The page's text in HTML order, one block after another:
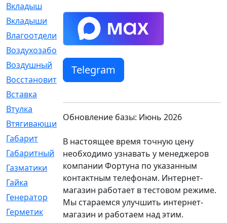
Вкладыш
Вкладыши
[1131]
Влагоотделитель
[2]
Воздухозаборник
Воздушный
[1]
Восстановительный
[1]
Вставка
Втулка
Втягивающий
[22]
Габарит
[286]
Габаритный
[6]
Газматики
[117]
Гайка
[104]
Генератор
[148]
Герметик
[15]
Telegram
Обновление базы: Июнь 2026
В настоящее время точную цену
необходимо узнавать у менеджеров
компании Фортуна по указанным
контактным телефонам. Интернет-
магазин работает в тестовом режиме.
Мы стараемся улучшить интернет-
магазин и работаем над этим.